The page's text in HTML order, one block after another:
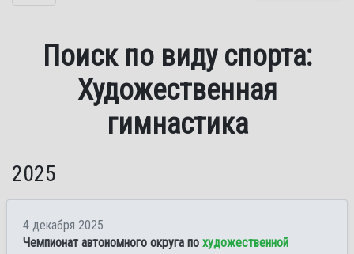
Поиск по виду спорта:
Художественная
гимнастика
2025
4 декабря 2025
Чемпионат автономного округа по художественной